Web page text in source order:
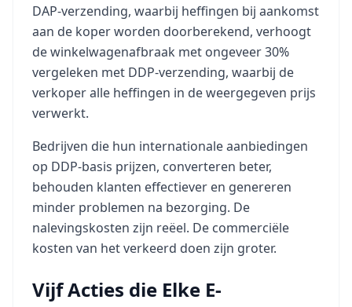
DAP-verzending, waarbij heffingen bij aankomst
aan de koper worden doorberekend, verhoogt
de winkelwagenafbraak met ongeveer 30%
vergeleken met DDP-verzending, waarbij de
verkoper alle heffingen in de weergegeven prijs
verwerkt.
Bedrijven die hun internationale aanbiedingen
op DDP-basis prijzen, converteren beter,
behouden klanten effectiever en genereren
minder problemen na bezorging. De
nalevingskosten zijn reëel. De commerciële
kosten van het verkeerd doen zijn groter.
Vijf Acties die Elke E-